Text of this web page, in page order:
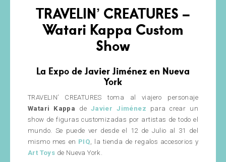
TRAVELIN’ CREATURES –
Watari Kappa Custom
Show
La Expo de Javier Jiménez en Nueva
York
TRAVELIN’ CREATURES toma al viajero personaje
Watari Kappa de Javier Jiménez para crear un
show de figuras customizadas por artistas de todo el
mundo. Se puede ver desde el 12 de Julio al 31 del
mismo mes en PIQ , la tienda de regalos accesorios y
Art Toys de Nueva York.